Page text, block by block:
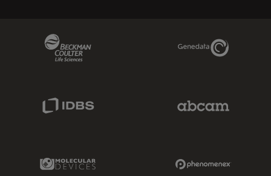
Genedata Link
Molecular Devices Link